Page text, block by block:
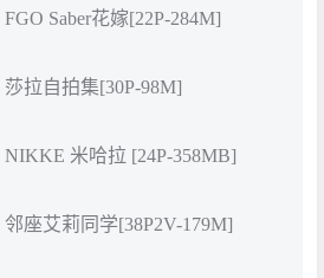
Saber花嫁[22P-284M]
莎拉自拍集[30P-98M]
NIKKE 米哈拉 [24P-358MB]
邻座艾莉同学[38P2V-179M]